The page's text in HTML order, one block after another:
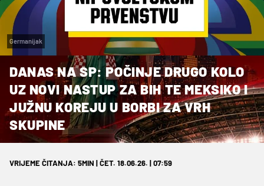
Germanijak
DANAS NA SP: POČINJE DRUGO KOLO
UZ NOVI NASTUP ZA BIH TE MEKSIKO I
JUŽNU KOREJU U BORBI ZA VRH
SKUPINE
VRIJEME ČITANJA: 5MIN | ČET. 18.06.26. | 07:59